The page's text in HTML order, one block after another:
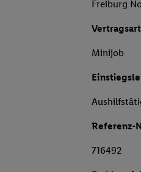
Freiburg
Vertragsart
Minijob
Referenz-
716492